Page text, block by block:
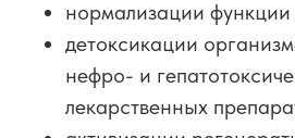
нормализации функции
детоксикации
нефро- и
лекарственных